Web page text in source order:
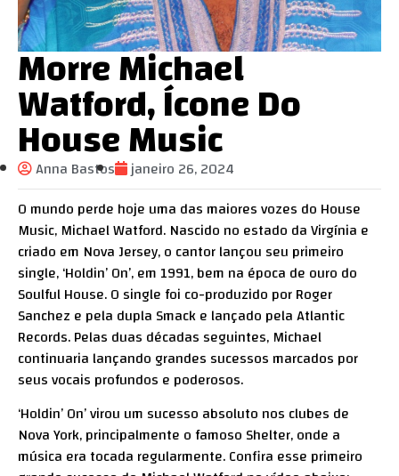
Morre Michael
Watford, Ícone Do
House Music
Anna Bastos
janeiro 26, 2024
O mundo perde hoje uma das maiores vozes do House
Music, Michael Watford. Nascido no estado da Virgínia e
criado em Nova Jersey, o cantor lançou seu primeiro
single, ‘Holdin’ On’, em 1991, bem na época de ouro do
Soulful House. O single foi co-produzido por Roger
Sanchez e pela dupla Smack e lançado pela Atlantic
Records. Pelas duas décadas seguintes, Michael
continuaria lançando grandes sucessos marcados por
seus vocais profundos e poderosos.
‘Holdin’ On’ virou um sucesso absoluto nos clubes de
Nova York, principalmente o famoso Shelter, onde a
música era tocada regularmente. Confira esse primeiro